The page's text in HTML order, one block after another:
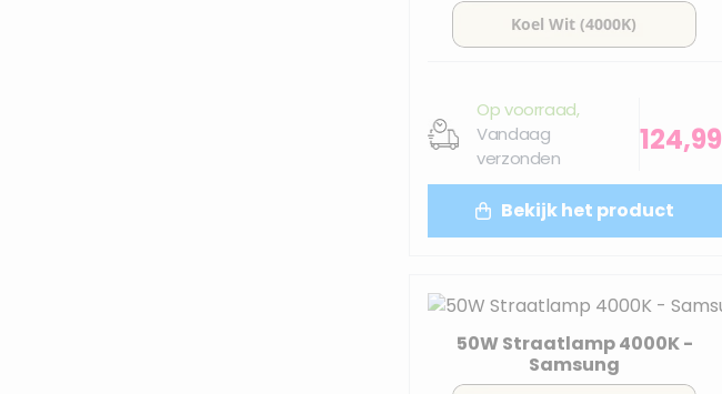
Op voorraad,
Vandaag
verzonden
124,99
Bekijk het product
50W Straatlamp 4000K -
Samsung